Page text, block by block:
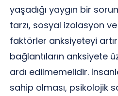
yaşadığı yaygın bir
tarzı, sosyal izolasyon
faktörler anksiyeteyi
bağlantıların anksiyete
ardı edilmemelidir.
sahip olması, psikolojik